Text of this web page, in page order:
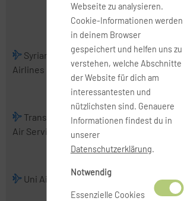
Airlines
Syrian Arab
Airlines
Tajik Air
Thai
AirAsia
TransNusa
Air Services
Tri-MG Intra
Asia Airlines
Trigana Air
Uni Air
Uzbekistan
Airways
VietJet Air
Webseite zu analysieren.
Cookie-Informationen werden
in deinem Browser
gespeichert und helfen uns zu
verstehen, welche Abschnitte
der Website für dich am
interessantesten und
nützlichsten sind. Genauere
Informationen findest du in
unserer
Datenschutzerklärung.
Notwendig
Essenzielle Cookies